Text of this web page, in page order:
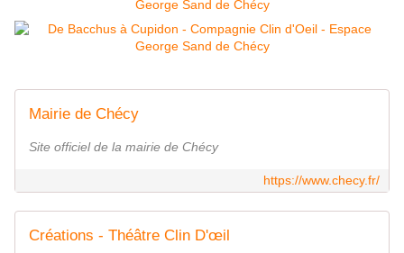
Mairie de Chécy
Site officiel de la mairie de Chécy
https://www.checy.fr/
Créations - Théâtre Clin D'œil